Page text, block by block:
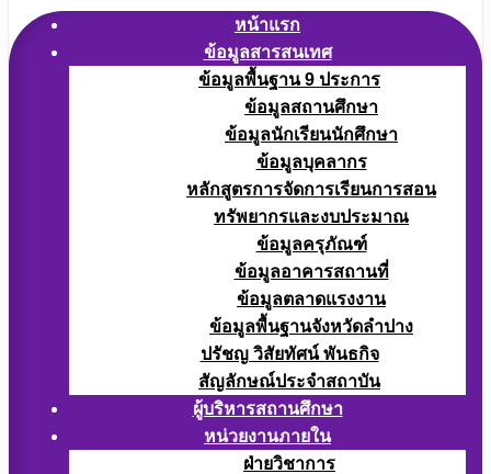
หน้าแรก
ข้อมูลสารสนเทศ
ข้อมูลพื้นฐาน 9 ประการ
ข้อมูลสถานศึกษา
ข้อมูลนักเรียนนักศึกษา
ข้อมูลบุคลากร
หลักสูตรการจัดการเรียนการสอน
ทรัพยากรและงบประมาณ
ข้อมูลครุภัณฑ์
ข้อมูลอาคารสถานที่
ข้อมูลตลาดแรงงาน
ข้อมูลพื้นฐานจังหวัดลำปาง
ปรัชญ วิสัยทัศน์ พันธกิจ
สัญลักษณ์ประจำสถาบัน
ผู้บริหารสถานศึกษา
หน่วยงานภายใน
ฝ่ายวิชาการ